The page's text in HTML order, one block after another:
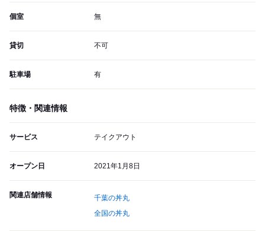
個室 無
貸切 不可
駐車場 有
特徴・関連情報
サービス テイクアウト
オープン日 2021年1月8日
関連店舗情報
千葉の丼丸
全国の丼丸